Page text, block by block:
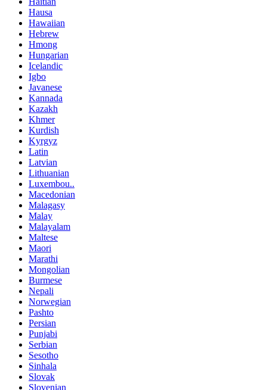
Hausa
Hawaiian
Hebrew
Hmong
Hungarian
Icelandic
Igbo
Javanese
Kannada
Kazakh
Khmer
Kurdish
Kyrgyz
Latin
Latvian
Lithuanian
Luxembou..
Macedonian
Malagasy
Malay
Malayalam
Maltese
Maori
Marathi
Mongolian
Burmese
Nepali
Norwegian
Pashto
Persian
Punjabi
Serbian
Sesotho
Sinhala
Slovak
Slovenian